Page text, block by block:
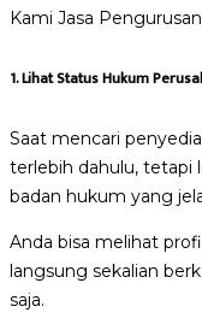
Kami Jasa
1. Lihat Status Hukum
Saat mencari
terlebih dahulu, tetapi
badan hukum yang
Anda bisa melihat
langsung sekalian
saja.